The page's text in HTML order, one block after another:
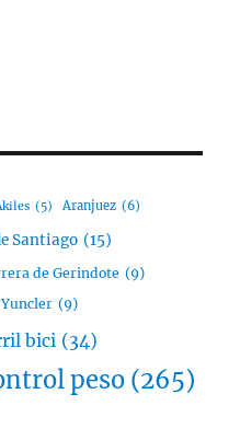
(5) Aranjuez (6)
Santiago (15)
de Gerindote (9)
(9)
bici (34)
peso (265)